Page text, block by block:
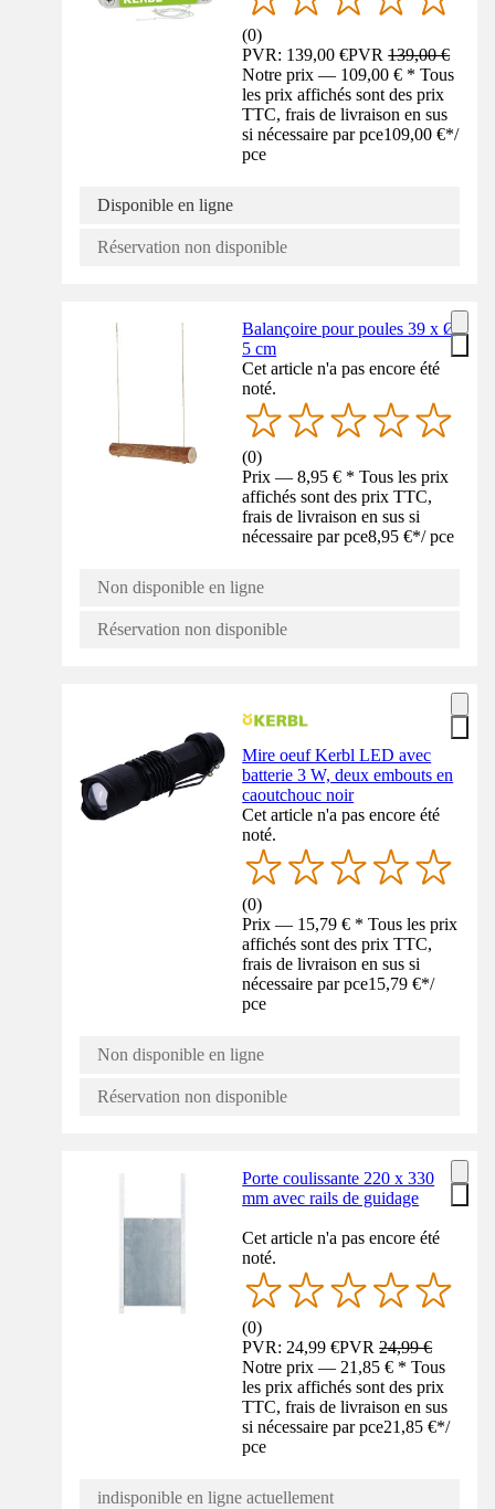
(0)
PVR: 139,00 €PVR139,00 €
Notre prix — 109,00 € * Tous
les prix affichés sont des prix
TTC, frais de livraison en sus
si nécessaire par pce109,00 €*/
pce
Disponible en ligne
Réservation non disponible
Balançoire pour poules 39 x Ø
5 cm
Cet article n'a pas encore été
noté.
(0)
Prix — 8,95 € * Tous les prix
affichés sont des prix TTC,
frais de livraison en sus si
nécessaire par pce8,95 €*/ pce
Non disponible en ligne
Réservation non disponible
Mire oeuf Kerbl LED avec
batterie 3 W, deux embouts en
caoutchouc noir
Cet article n'a pas encore été
noté.
(0)
Prix — 15,79 € * Tous les prix
affichés sont des prix TTC,
frais de livraison en sus si
nécessaire par pce15,79 €*/
pce
Non disponible en ligne
Réservation non disponible
Porte coulissante 220 x 330
mm avec rails de guidage
Cet article n'a pas encore été
noté.
(0)
PVR: 24,99 €PVR24,99 €
Notre prix — 21,85 € * Tous
les prix affichés sont des prix
TTC, frais de livraison en sus
si nécessaire par pce21,85 €*/
pce
indisponible en ligne actuellement